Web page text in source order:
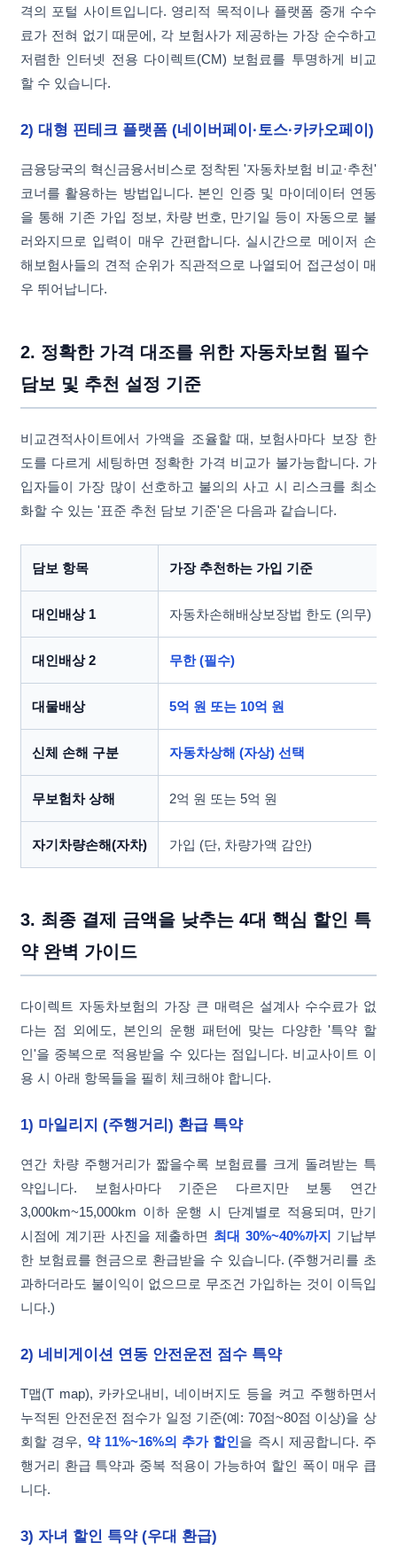
격의 포털 사이트입니다. 영리적 목적이나 플랫폼 중개 수수
료가 전혀 없기 때문에, 각 보험사가 제공하는 가장 순수하고
저렴한 인터넷 전용 다이렉트(CM) 보험료를 투명하게 비교
할 수 있습니다.
2) 대형 핀테크 플랫폼 (네이버페이·토스·카카오페이)
금융당국의 혁신금융서비스로 정착된 '자동차보험 비교·추천'
코너를 활용하는 방법입니다. 본인 인증 및 마이데이터 연동
을 통해 기존 가입 정보, 차량 번호, 만기일 등이 자동으로 불
러와지므로 입력이 매우 간편합니다. 실시간으로 메이저 손
해보험사들의 견적 순위가 직관적으로 나열되어 접근성이 매
우 뛰어납니다.
2. 정확한 가격 대조를 위한 자동차보험 필수
담보 및 추천 설정 기준
비교견적사이트에서 가액을 조율할 때, 보험사마다 보장 한
도를 다르게 세팅하면 정확한 가격 비교가 불가능합니다. 가
입자들이 가장 많이 선호하고 불의의 사고 시 리스크를 최소
화할 수 있는 '표준 추천 담보 기준'은 다음과 같습니다.
담보 항목 가장 추천하는 가입 기준
대인배상 1 자동차손해배상보장법 한도 (의무)
대인배상 2 무한 (필수)
대물배상 5억 원 또는 10억 원
신체 손해 구분 자동차상해 (자상) 선택
무보험차 상해 2억 원 또는 5억 원
자기차량손해(자차) 가입 (단, 차량가액 감안)
3. 최종 결제 금액을 낮추는 4대 핵심 할인 특
약 완벽 가이드
다이렉트 자동차보험의 가장 큰 매력은 설계사 수수료가 없
다는 점 외에도, 본인의 운행 패턴에 맞는 다양한 '특약 할
인'을 중복으로 적용받을 수 있다는 점입니다. 비교사이트 이
용 시 아래 항목들을 필히 체크해야 합니다.
1) 마일리지 (주행거리) 환급 특약
연간 차량 주행거리가 짧을수록 보험료를 크게 돌려받는 특
약입니다. 보험사마다 기준은 다르지만 보통 연간
3,000km~15,000km 이하 운행 시 단계별로 적용되며, 만기
시점에 계기판 사진을 제출하면 최대 30%~40%까지
기납부
한 보험료를 현금으로 환급받을 수 있습니다. (주행거리를 초
과하더라도 불이익이 없으므로 무조건 가입하는 것이 이득입
니다.)
2) 네비게이션 연동 안전운전 점수 특약
T맵(T map), 카카오내비, 네이버지도 등을 켜고 주행하면서
누적된 안전운전 점수가 일정 기준(예: 70점~80점 이상)을 상
회할 경우, 약 11%~16%의 추가 할인을 즉시 제공합니다. 주
행거리 환급 특약과 중복 적용이 가능하여 할인 폭이 매우 큽
니다.
3) 자녀 할인 특약 (우대 환급)